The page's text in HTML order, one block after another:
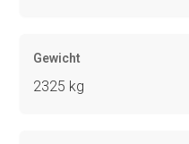
Gewicht
2325 kg